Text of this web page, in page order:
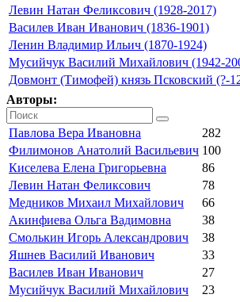
Левин Натан Феликсович (1928-2017)
Василев Иван Иванович (1836-1901)
Ленин Владимир Ильич (1870-1924)
Мусийчук Василий Михайлович (1942-
Довмонт (Тимофей) князь Псковский (?-
Авторы:
Павлова Вера Ивановна
282
Филимонов Анатолий Васильевич 100
Киселева Елена Григорьевна
86
Левин Натан Феликсович
78
Медников Михаил Михайлович
66
Акинфиева Ольга Вадимовна
38
Смолькин Игорь Александрович
38
Яшнев Василий Иванович
33
Василев Иван Иванович
27
Мусийчук Василий Михайлович
23